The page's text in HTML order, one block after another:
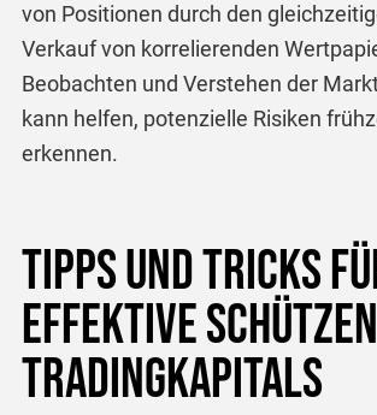
von Positionen durch den
Verkauf von korrelierenden
Beobachten und Verstehen der
kann helfen, potenzielle Risiken
erkennen.
Tipps und Tricks
effektive
Tradingkapitals